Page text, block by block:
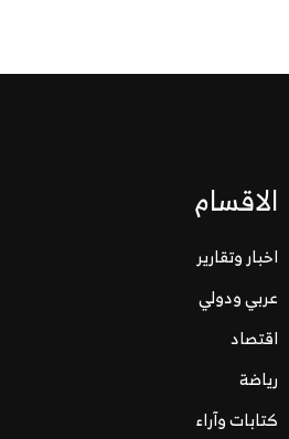
الاقسام
اخبار وتقارير
عربي ودولي
اقتصاد
رياضة
كتابات وآراء